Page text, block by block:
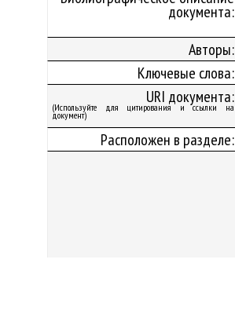
документа:
Авторы:
Ключевые слова:
URI документа:
(Используйте для цитирования и ссылки на
документ)
Расположен в разделе: